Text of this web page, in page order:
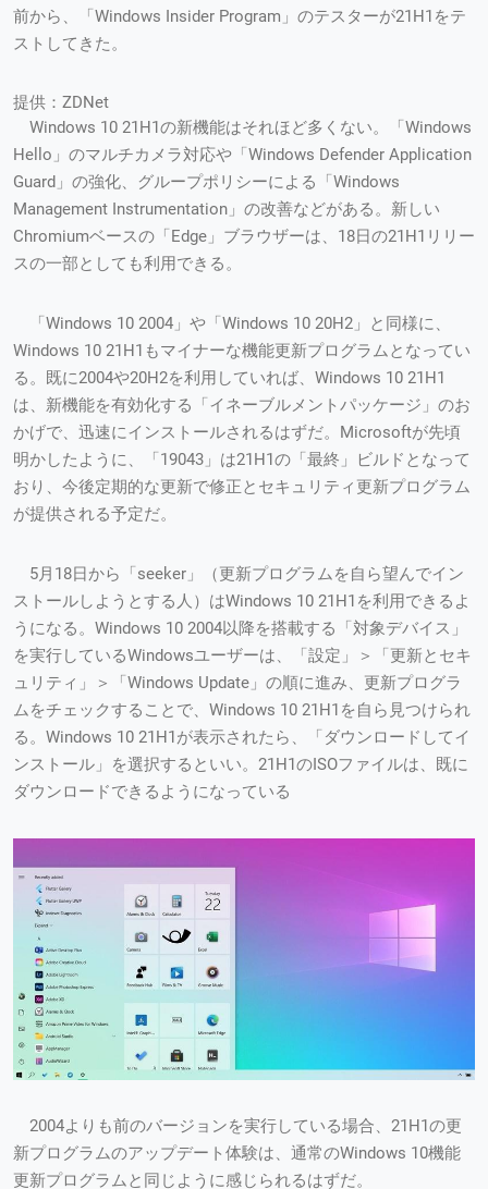
前から、「Windows Insider Program」のテスターが21H1をテ
ストしてきた。
提供：ZDNet
Windows 10 21H1の新機能はそれほど多くない。「Windows
Hello」のマルチカメラ対応や「Windows Defender Application
Guard」の強化、グループポリシーによる「Windows
Management Instrumentation」の改善などがある。新しい
Chromiumベースの「Edge」ブラウザーは、18日の21H1リリー
スの一部としても利用できる。
「Windows 10 2004」や「Windows 10 20H2」と同様に、
Windows 10 21H1もマイナーな機能更新プログラムとなってい
る。既に2004や20H2を利用していれば、Windows 10 21H1
は、新機能を有効化する「イネーブルメントパッケージ」のお
かげで、迅速にインストールされるはずだ。Microsoftが先頃
明かしたように、「19043」は21H1の「最終」ビルドとなって
おり、今後定期的な更新で修正とセキュリティ更新プログラム
が提供される予定だ。
5月18日から「seeker」（更新プログラムを自ら望んでイン
ストールしようとする人）はWindows 10 21H1を利用できるよ
うになる。Windows 10 2004以降を搭載する「対象デバイス」
を実行しているWindowsユーザーは、「設定」＞「更新とセキ
ュリティ」＞「Windows Update」の順に進み、更新プログラ
ムをチェックすることで、Windows 10 21H1を自ら見つけられ
る。Windows 10 21H1が表示されたら、「ダウンロードしてイ
ンストール」を選択するといい。21H1のISOファイルは、既に
ダウンロードできるようになっている
2004よりも前のバージョンを実行している場合、21H1の更
新プログラムのアップデート体験は、通常のWindows 10機能
更新プログラムと同じように感じられるはずだ。